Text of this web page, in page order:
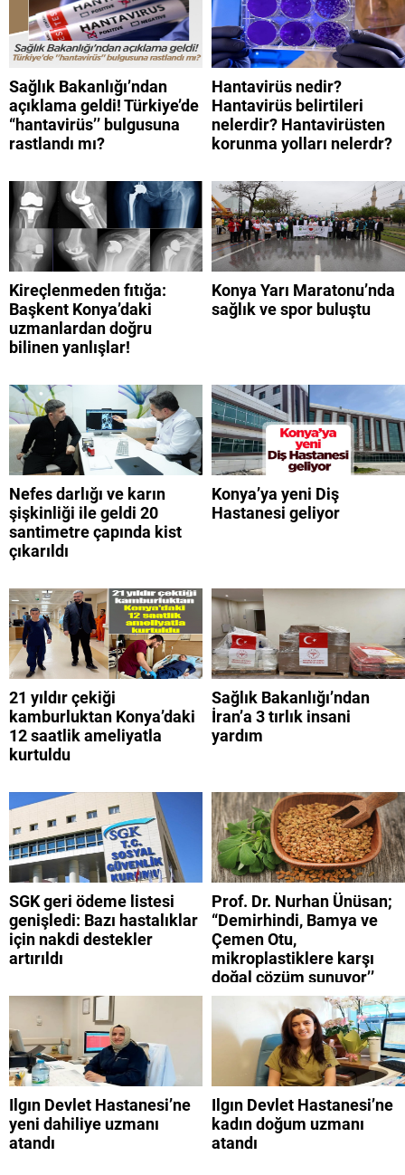
Sağlık Bakanlığı’ndan
açıklama geldi! Türkiye’de
“hantavirüs’’ bulgusuna
rastlandı mı?
Hantavirüs nedir?
Hantavirüs belirtileri
nelerdir? Hantavirüsten
korunma yolları nelerdr?
Kireçlenmeden fıtığa:
Başkent Konya’daki
uzmanlardan doğru
bilinen yanlışlar!
Konya Yarı Maratonu’nda
sağlık ve spor buluştu
Nefes darlığı ve karın
şişkinliği ile geldi 20
santimetre çapında kist
çıkarıldı
Konya’ya yeni Diş
Hastanesi geliyor
21 yıldır çekiği
kamburluktan Konya’daki
12 saatlik ameliyatla
kurtuldu
Sağlık Bakanlığı’ndan
İran’a 3 tırlık insani
yardım
SGK geri ödeme listesi
genişledi: Bazı hastalıklar
için nakdi destekler
artırıldı
Prof. Dr. Nurhan Ünüsan;
“Demirhindi, Bamya ve
Çemen Otu,
mikroplastiklere karşı
doğal çözüm sunuyor’’
Ilgın Devlet Hastanesi’ne
yeni dahiliye uzmanı
atandı
Ilgın Devlet Hastanesi’ne
kadın doğum uzmanı
atandı